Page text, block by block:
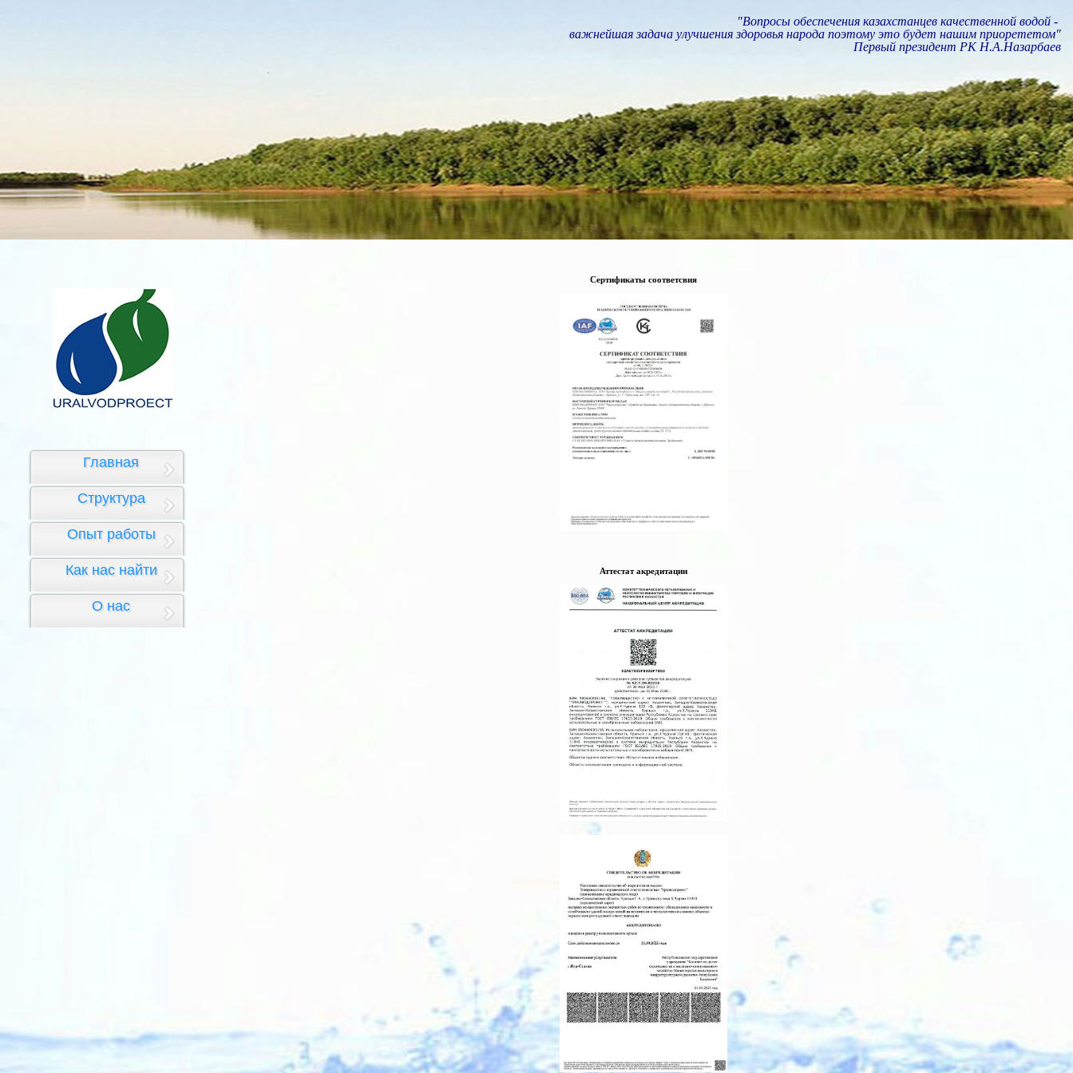
"Вопросы обеспечения казахстанцев качественной водой -
важнейшая задача улучшения здоровья народа поэтому это будет нашим приорететом"
Первый президент РК Н.А.Назарбаев
Главная
Структура
Опыт работы
Как нас найти
О нас
Сертификаты соответсвия
Аттестат акредитации